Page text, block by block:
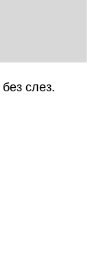
слез.